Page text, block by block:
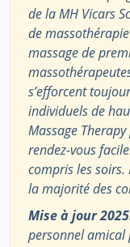
de la MH Vicars
de
massage de
s’efforcent
individuels de
Massage
rendez-vous
compris les
la majorité des
Mise à jour
personnel amical